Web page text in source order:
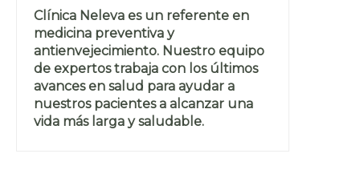
Clínica Neleva es un referente en
medicina preventiva y
antienvejecimiento. Nuestro equipo
de expertos trabaja con los últimos
avances en salud para ayudar a
nuestros pacientes a alcanzar una
vida más larga y saludable.